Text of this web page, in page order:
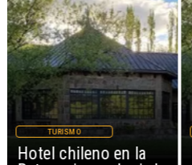
Hotel chileno en la
TURISMO